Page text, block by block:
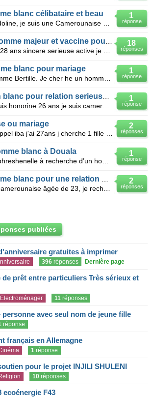
1
réponse
18
réponses
1
réponse
blanc pour mariage
1
réponse
2
réponses
ou mariage
1
réponse
blanc à Douala
2
réponses
publiées
gratuites à imprimer
396 réponses Dernière page
de prêt entre particuliers Très sérieux et
Electroménager 11 réponses
personne avec seul nom de jeune fille
réponse
français en Allemagne
1 réponse
pour le projet INJILI SHULENI
10 réponses
ecoénergie F43